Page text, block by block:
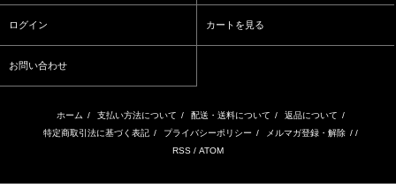
ログイン カートを見る
お問い合わせ
ホーム / 支払い方法について / 配送・送料について / 返品について /
特定商取引法に基づく表記 / プライバシーポリシー / メルマガ登録・解除 / /
RSS / ATOM